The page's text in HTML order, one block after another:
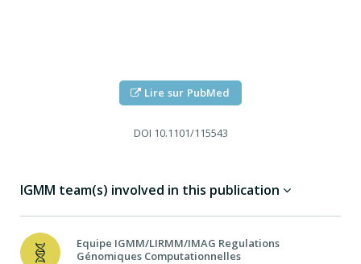
Lire sur PubMed
DOI 10.1101/115543
IGMM team(s) involved in this publication
Equipe IGMM/LIRMM/IMAG Regulations
Génomiques Computationnelles